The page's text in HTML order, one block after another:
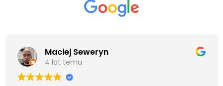
Maciej Seweryn
4 lat temu